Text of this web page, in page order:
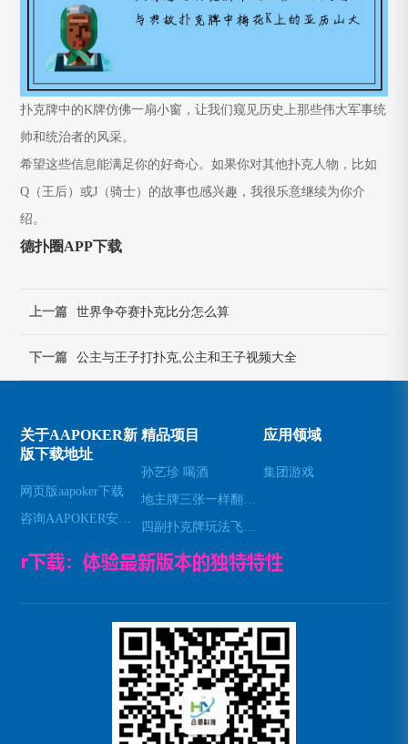
扑克牌中的K牌仿佛一扇小窗，让我们窥见历史上那些伟大军事统
帅和统治者的风采。
希望这些信息能满足你的好奇心。如果你对其他扑克人物，比如
Q（王后）或J（骑士）的故事也感兴趣，我很乐意继续为你介
绍。
德扑圈APP下载
上一篇 世界争夺赛扑克比分怎么算
下一篇 公主与王子打扑克,公主和王子视频大全
关于AAPOKER新
版下载地址
网页版aapoker下载
精品项目
孙艺珍 喝酒
应用领域
集团游戏